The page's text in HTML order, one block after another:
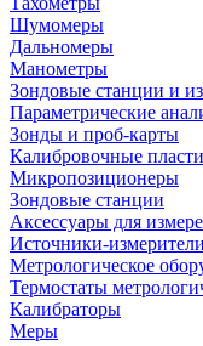
Шумомеры
Дальномеры
Манометры
Зондовые станции и
Параметрические
Зонды и проб-карты
Калибровочные
Микропозиционеры
Зондовые станции
Аксессуары для
Источники-измерители
Метрологическое
Термостаты
Калибраторы
Меры